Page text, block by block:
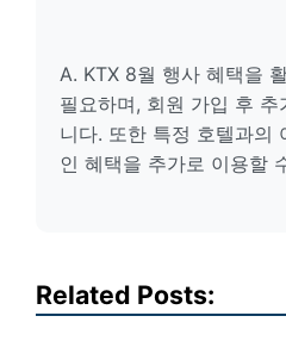
A. KTX 8월 행사 혜택을
필요하며, 회원 가입 후
니다. 또한 특정 호텔과의
인 혜택을 추가로 이용할
Related Posts: